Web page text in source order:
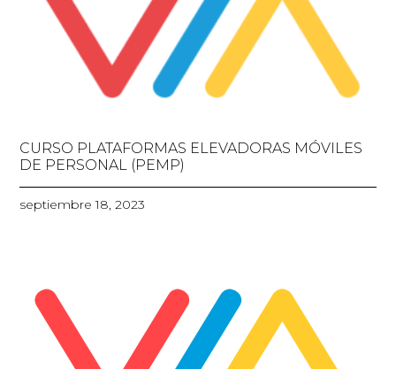
CURSO PLATAFORMAS ELEVADORAS MÓVILES
DE PERSONAL (PEMP)
septiembre 18, 2023